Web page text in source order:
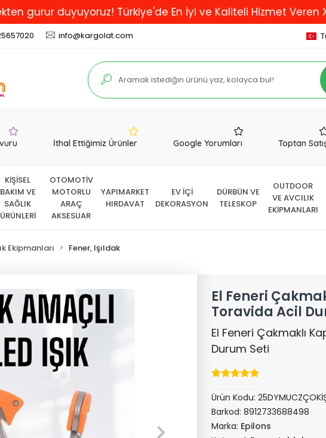
duyuyoruz! Türkiye'de En İyi ve Kaliteli Hizmet Veren XML ve
info@kargolat.com
İthal Ettiğimiz Ürünler Google Yorumları Toptan
KİŞİSEL
BAKIM VE
SAĞLIK
ÜRÜNLERİ
OTOMOTİV
MOTORLU
ARAÇ
AKSESUAR
YAPIMARKET
HIRDAVAT
EV İÇİ
DEKORASYON
DÜRBÜN VE
TELESKOP
OUTDOOR
VE AVCILIK
EKİPMANLARI
Ekipmanları Fener, Işıldak
El Feneri
Toravida Acil
El Feneri Çakmaklı
Durum Seti
Ürün Kodu:
Barkod:8912733688498
Marka: Epilons